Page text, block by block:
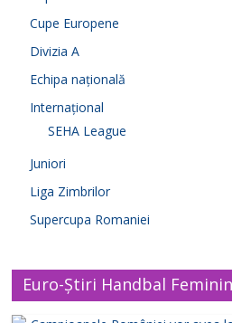
Cupe Europene
Divizia A
Echipa națională
Internațional
SEHA League
Juniori
Liga Zimbrilor
Supercupa Romaniei
Euro-Știri Handbal Feminin